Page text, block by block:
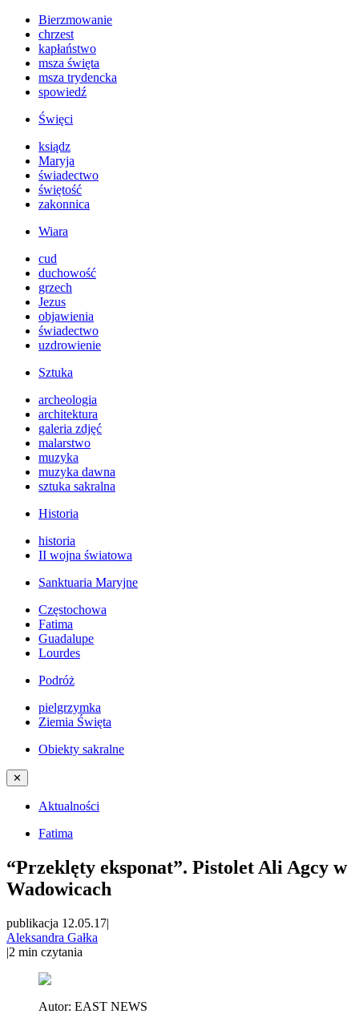
Bierzmowanie
chrzest
kapłaństwo
msza święta
msza trydencka
spowiedź
Święci
ksiądz
Maryja
świadectwo
świętość
zakonnica
Wiara
cud
duchowość
grzech
Jezus
objawienia
świadectwo
uzdrowienie
Sztuka
archeologia
architektura
galeria zdjęć
malarstwo
muzyka
muzyka dawna
sztuka sakralna
Historia
historia
II wojna światowa
Sanktuaria Maryjne
Częstochowa
Fatima
Guadalupe
Lourdes
Podróż
pielgrzymka
Ziemia Święta
Obiekty sakralne
✕
Aktualności
Fatima
“Przeklęty eksponat”. Pistolet Ali Agcy w
Wadowicach
publikacja 12.05.17|
Aleksandra Gałka
|2 min czytania
Autor: EAST NEWS